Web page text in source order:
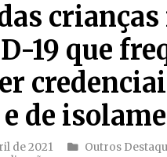
19 que
de
de 2021 Outros